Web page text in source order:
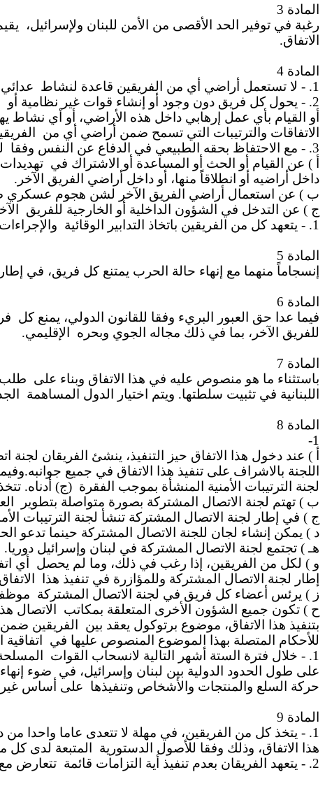
المادة 3
رغبة في توفير الحد الأقصى من الأمن للبنان ولإسرائيل،
الاتفاق.
المادة 4
1. - لا تستعمل أراضي أي من الفريقين قاعدة لنشاط
2. - يحول كل فريق دون وجود أو إنشاء قوات غير نظامية أو
أو القيام بأي عمل إرهابي داخل هذه الأراضي، أو أي نشاط
الاتفاقات والترتيبات التي تسمح ضمن أراضي أي من
3. - مع الاحتفاظ بحقه الطبيعي في الدفاع عن النفس وفقا
أ ) عن القيام أو الحث أو المساعدة أو الاشتراك في
داخل أراضيه أو انطلاقاً منها، أو داخل أراضي الفريق الآخر.
ب ) عن استعمال أراضي الفريق الآخر لشن هجوم عسكري
ج ) عن التدخل في الشؤون الداخلية أو الخارجية للفريق
1. - يتعهد كل من الفريقين باتخاذ التدابير الوقائية
المادة 5
إنسجاماً منهما مع إنهاء حالة الحرب يمتنع كل فريق، في
المادة 6
فيما عدا حق العبور البريء وفقا للقانون الدولي، يمنع كل
للفريق الآخر، بما في ذلك مجاله الجوي وبحره
الإقليمي.
المادة 7
باستثناء ما هو منصوص عليه في هذا الاتفاق وبناء على طلب
اللبنانية في تثبيت سلطتها. ويتم اختيار الدول المساهمة
المادة 8
1-
أ ) عند دخول هذا الاتفاق حيز التنفيذ، ينشئ الفريقان
اللجنة بالاشراف على تنفيذ هذا الاتفاق في جميع
لجنة الترتيبات الأمنية المنشأة بموجب الفقرة (ج) أدناه.
ب ) تهتم لجنة الاتصال المشتركة بصورة متواصلة بتطوير
ج ) في إطار لجنة الاتصال المشتركة تنشأ لجنة الترتيبات
د ) يمكن إنشاء لجان للجنة الاتصال المشتركة حينما تدعو
هـ ) تجتمع لجنة الاتصال المشتركة في لبنان وإسرائيل دوريا.
و ) لكل من الفريقين، إذا رغب في ذلك، وما لم يحصل
أي
إطار لجنة الاتصال المشتركة وللمؤازرة في تنفيذ هذا
ز ) يرئس أعضاء كل فريق في لجنة الاتصال المشتركة
ح ) تكون جميع الشؤون الأخرى المتعلقة بمكاتب
الاتصال
بتنفيذ هذا الاتفاق، موضوع برتوكول يعقد بين
الفريقين ضمن
للأحكام المتصلة بهذا الموضوع المنصوص عليها في
1. - خلال فترة الستة أشهر التالية لانسحاب القوات
على طول الحدود الدولية بين لبنان وإسرائيل، في ضوء
حركة السلع والمنتجات والأشخاص وتنفيذها على أساس غير
المادة 9
1. - يتخذ كل من الفريقين، في مهلة لا تتعدى عاما واحدا من دخول هذا الاتفاق حيز التنفيذ، جميع الاجراءات اللازمة لإلغاء المعاهدات والقوانين والأنظمة التي تعتبر
هذا الاتفاق، وذلك وفقا للأصول الدستورية
المتبعة لدى كل
2. - يتعهد الفريقان بعدم تنفيذ أية التزامات قائمة
تتعارض مع